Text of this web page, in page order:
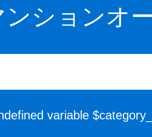
ンションオ
variable